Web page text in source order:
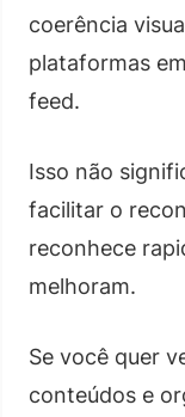
coerência
plataformas
feed.
Isso não
facilitar o
reconhece
melhoram.
Se você quer
conteúdos e